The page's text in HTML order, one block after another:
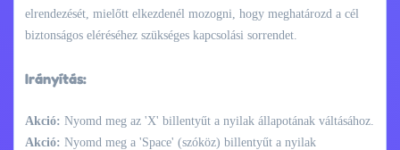
elrendezését, mielőtt elkezdenél mozogni, hogy meghatározd a cél
biztonságos eléréséhez szükséges kapcsolási sorrendet.
Irányítás:
Akció: Nyomd meg az 'X' billentyűt a nyilak állapotának váltásához.
Akció: Nyomd meg a 'Space' (szóköz) billentyűt a nyilak